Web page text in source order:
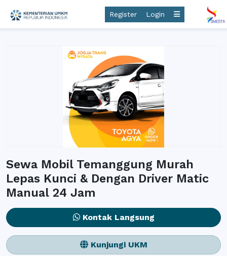
Register Login
Sewa Mobil Temanggung Murah
Lepas Kunci & Dengan Driver Matic
Manual 24 Jam
Kontak Langsung
Kunjungi UKM